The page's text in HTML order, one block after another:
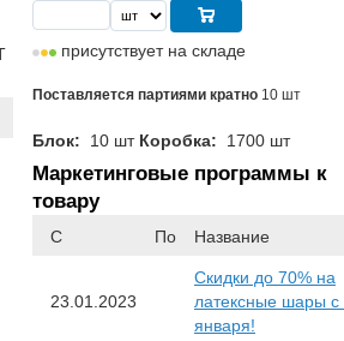
присутствует на складе
Поставляется партиями кратно 10 шт
Блок: 10 шт Коробка: 1700 шт
Маркетинговые программы к
товару
С По Название
23.01.2023
Скидки до 70% на
латексные шары с
января!